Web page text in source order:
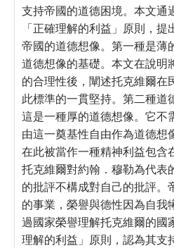
支持帝國的道德困境。本文通
「正確理解的利益」原則，
帝國的道德想像。第一種是薄
道德想像的基礎。本文在說明
的合理性後，闡述托克維爾在
此標準的一貫堅持。第二種道
這是一種厚的道德想像。它不
由這一奠基性自由作為道德想
在此被當作一種精神利益包含
托克維爾對約翰．穆勒為代表
的批評不構成對自己的批評。
的事業，榮譽與德性因為自我
過國家榮譽理解托克維爾的國
理解的利益」原則，認為其支